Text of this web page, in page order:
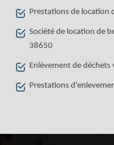
Prestations de location
Société de location de
38650
Enlèvement de
Prestations